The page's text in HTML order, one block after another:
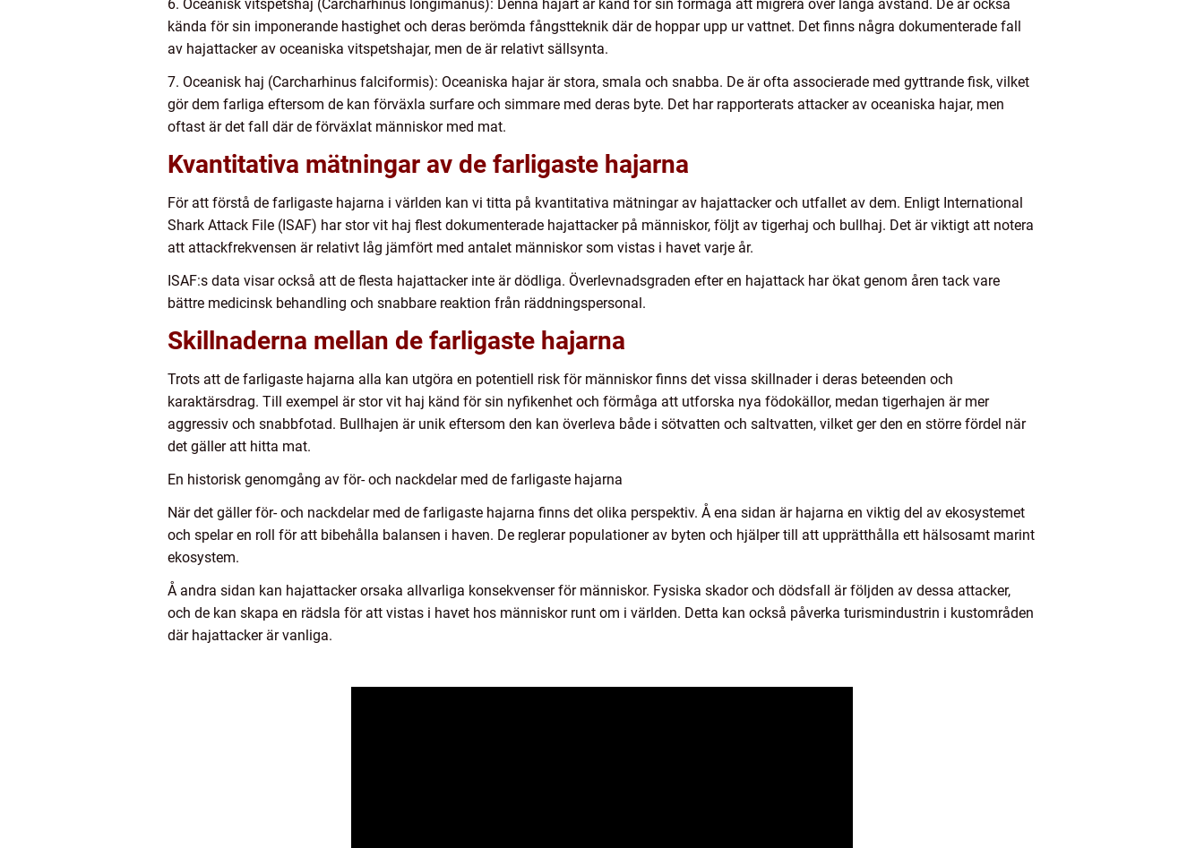
6. Oceanisk vitspetshaj (Carcharhinus longimanus): Denna hajart är känd för sin förmåga att migrera över långa avstånd. De är också
kända för sin imponerande hastighet och deras berömda fångstteknik där de hoppar upp ur vattnet. Det finns några dokumenterade fall
av hajattacker av oceaniska vitspetshajar, men de är relativt sällsynta.
7. Oceanisk haj (Carcharhinus falciformis): Oceaniska hajar är stora, smala och snabba. De är ofta associerade med gyttrande fisk, vilket
gör dem farliga eftersom de kan förväxla surfare och simmare med deras byte. Det har rapporterats attacker av oceaniska hajar, men
oftast är det fall där de förväxlat människor med mat.
Kvantitativa mätningar av de farligaste hajarna
För att förstå de farligaste hajarna i världen kan vi titta på kvantitativa mätningar av hajattacker och utfallet av dem. Enligt International
Shark Attack File (ISAF) har stor vit haj flest dokumenterade hajattacker på människor, följt av tigerhaj och bullhaj. Det är viktigt att notera
att attackfrekvensen är relativt låg jämfört med antalet människor som vistas i havet varje år.
ISAF:s data visar också att de flesta hajattacker inte är dödliga. Överlevnadsgraden efter en hajattack har ökat genom åren tack vare
bättre medicinsk behandling och snabbare reaktion från räddningspersonal.
Skillnaderna mellan de farligaste hajarna
Trots att de farligaste hajarna alla kan utgöra en potentiell risk för människor finns det vissa skillnader i deras beteenden och
karaktärsdrag. Till exempel är stor vit haj känd för sin nyfikenhet och förmåga att utforska nya födokällor, medan tigerhajen är mer
aggressiv och snabbfotad. Bullhajen är unik eftersom den kan överleva både i sötvatten och saltvatten, vilket ger den en större fördel när
det gäller att hitta mat.
En historisk genomgång av för- och nackdelar med de farligaste hajarna
När det gäller för- och nackdelar med de farligaste hajarna finns det olika perspektiv. Å ena sidan är hajarna en viktig del av ekosystemet
och spelar en roll för att bibehålla balansen i haven. De reglerar populationer av byten och hjälper till att upprätthålla ett hälsosamt marint
ekosystem.
Å andra sidan kan hajattacker orsaka allvarliga konsekvenser för människor. Fysiska skador och dödsfall är följden av dessa attacker,
och de kan skapa en rädsla för att vistas i havet hos människor runt om i världen. Detta kan också påverka turismindustrin i kustområden
där hajattacker är vanliga.